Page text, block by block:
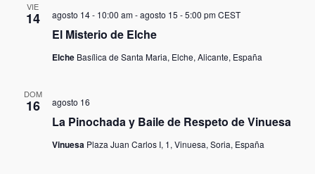
VIE
14
El Misterio de Elche
agosto 14 - 10:00 am-agosto 15 - 5:00 pm CEST
Elche Basílica de Santa Maria, Elche, Alicante, España
DOM
16
La Pinochada y Baile de Respeto de Vinuesa
agosto 16
Vinuesa Plaza Juan Carlos I, 1, Vinuesa, Soria, España